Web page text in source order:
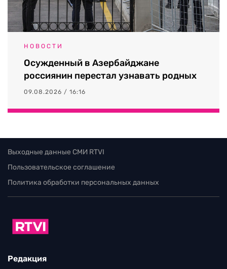
НОВОСТИ
Осужденный в Азербайджане
россиянин перестал узнавать родных
09.08.2026 / 16:16
Выходные данные СМИ RTVI
Пользовательское соглашение
Политика обработки персональных данных
Редакция